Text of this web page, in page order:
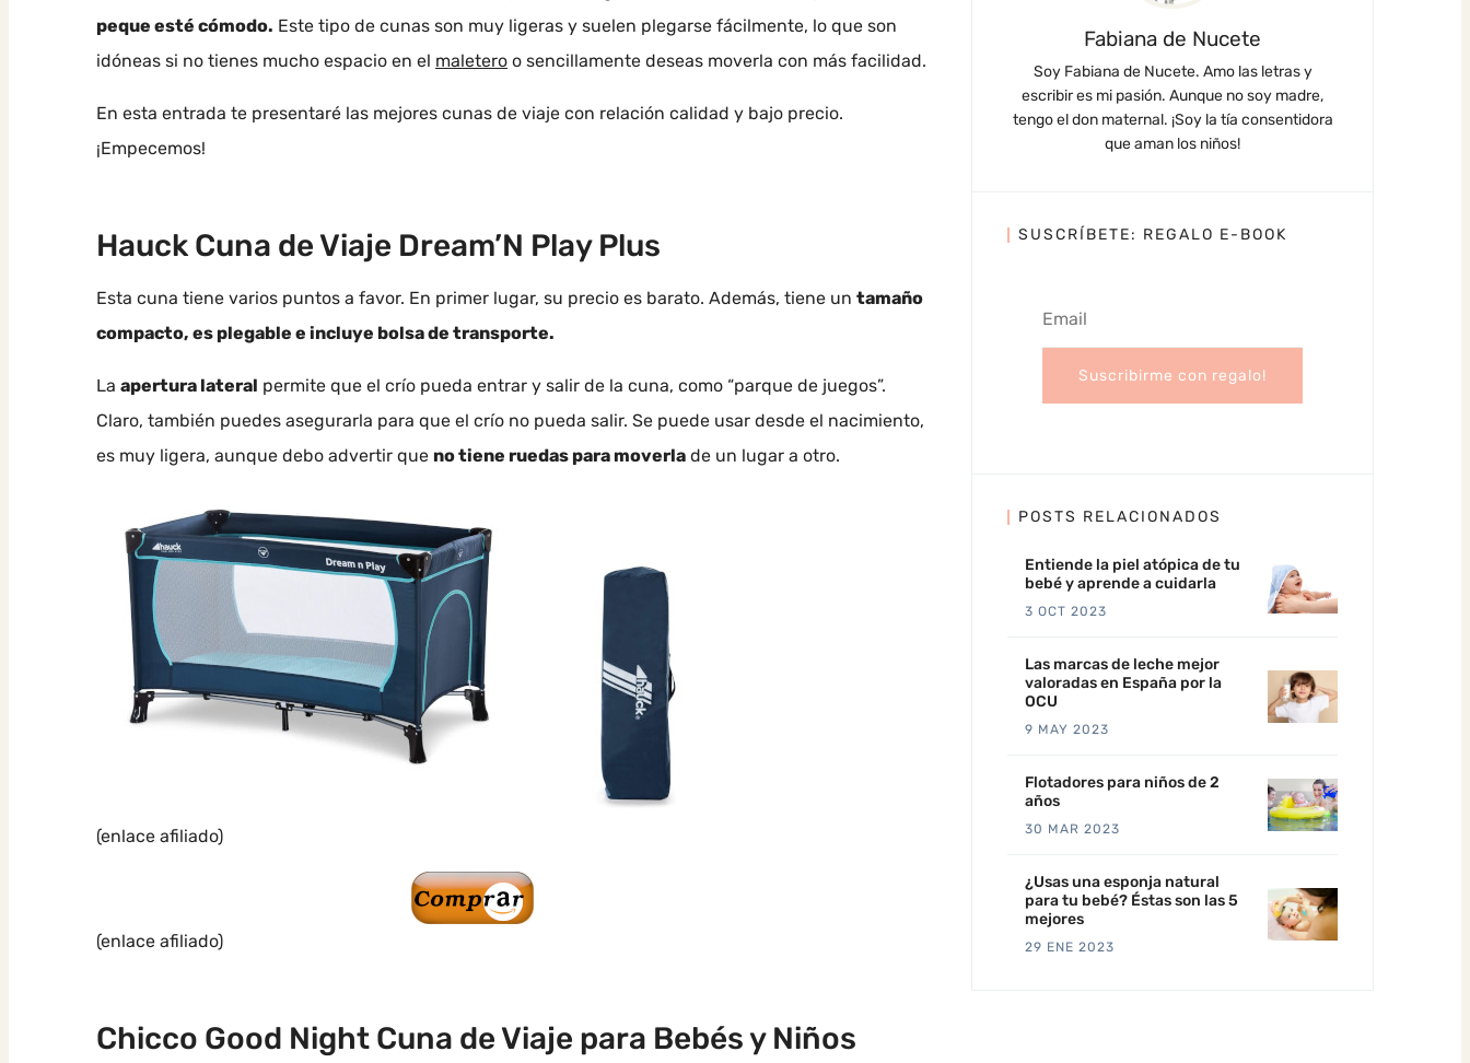
peque esté cómodo. Este tipo de cunas son muy ligeras y suelen plegarse fácilmente, lo que son
idóneas si no tienes mucho espacio en el maletero o sencillamente deseas moverla con más facilidad.
En esta entrada te presentaré las mejores cunas de viaje con relación calidad y bajo precio.
¡Empecemos!
Hauck Cuna de Viaje Dream’N Play Plus
Esta cuna tiene varios puntos a favor. En primer lugar, su precio es barato. Además, tiene un tamaño
compacto, es plegable e incluye bolsa de transporte.
La apertura lateral permite que el crío pueda entrar y salir de la cuna, como “parque de juegos”.
Claro, también puedes asegurarla para que el crío no pueda salir. Se puede usar desde el nacimiento,
es muy ligera, aunque debo advertir que no tiene ruedas para moverla de un lugar a otro.
(enlace afiliado)
(enlace afiliado)
Chicco Good Night Cuna de Viaje para Bebés y Niños
Fabiana de Nucete
Soy Fabiana de Nucete. Amo las letras y
escribir es mi pasión. Aunque no soy madre,
tengo el don maternal. ¡Soy la tía consentidora
que aman los niños!
SUSCRÍBETE: REGALO E-BOOK
POSTS RELACIONADOS
Entiende la piel atópica de tu
bebé y aprende a cuidarla
3 OCT 2023
Las marcas de leche mejor
valoradas en España por la
OCU
9 MAY 2023
Flotadores para niños de 2
años
30 MAR 2023
¿Usas una esponja natural
para tu bebé? Éstas son las 5
mejores
29 ENE 2023